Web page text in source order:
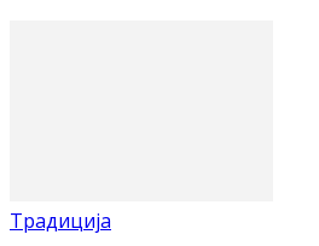
Традиција